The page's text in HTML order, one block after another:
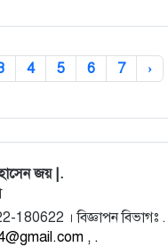
4 5 6 7 ›
জয় |.
180622 । বিজ্ঞাপন বিভাগঃ
, .